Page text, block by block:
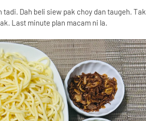
Dah beli siew pak choy dan taugeh. Tak
Last minute plan macam ni la.